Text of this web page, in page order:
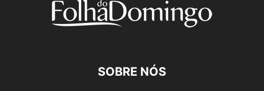
SOBRE NÓS